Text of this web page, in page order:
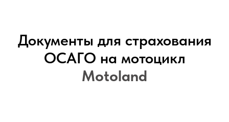
Документы для страхования
ОСАГО на мотоцикл
Motoland